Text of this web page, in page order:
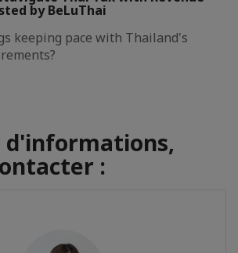
by BeLuThai
keeping pace with Thailand's
d'informations,
: